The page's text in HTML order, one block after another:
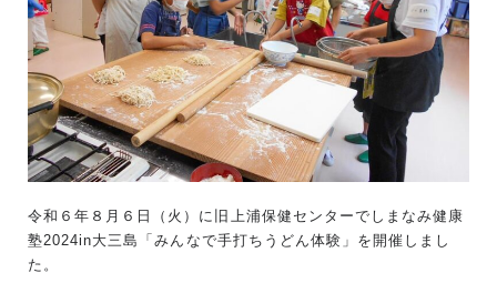
令和６年８月６日（火）に旧上浦保健センターでしまなみ健康
塾2024in大三島「みんなで手打ちうどん体験」を開催しまし
た。